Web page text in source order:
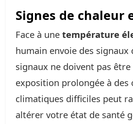
Signes de chaleur
Face à une température
humain envoie des signaux
signaux ne doivent pas
exposition prolongée à des
climatiques difficiles peut
altérer votre état de santé